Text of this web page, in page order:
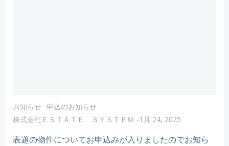
お知らせ
申込のお知らせ
株式会社ＥＳＴＡＴＥ ＳＹＳＴＥＭ -1月 24, 2025
表題の物件についてお申込みが入りましたのでお知ら